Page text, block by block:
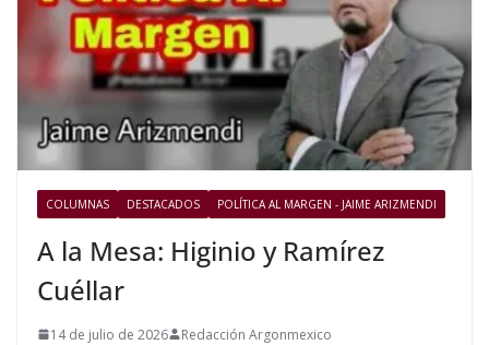
COLUMNAS DESTACADOS POLÍTICA AL MARGEN - JAIME ARIZMENDI
A la Mesa: Higinio y Ramírez
Cuéllar
14 de julio de 2026 Redacción Argonmexico